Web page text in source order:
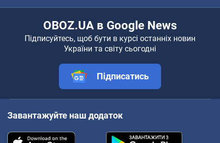
OBOZ.UA в Google News
Підписуйтесь, щоб бути в курсі останніх новин
України та світу сьогодні
Підписатись
Завантажуйте наш додаток